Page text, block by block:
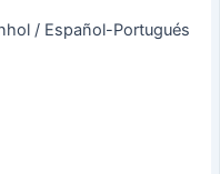
/ Español-Portugués